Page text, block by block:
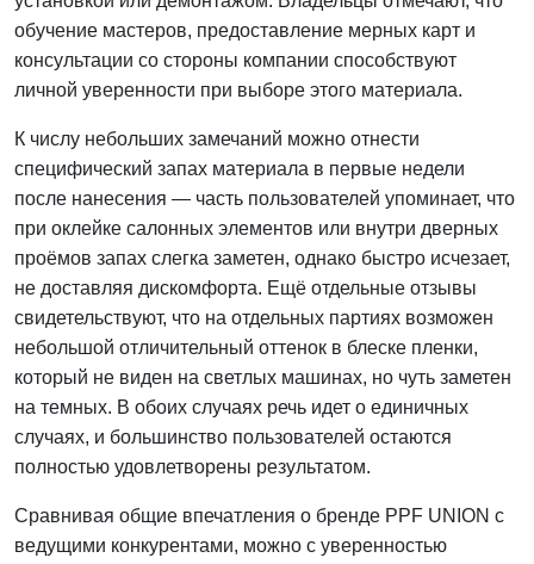
обучение мастеров, предоставление мерных карт и
консультации со стороны компании способствуют
личной уверенности при выборе этого материала.
К числу небольших замечаний можно отнести
специфический запах материала в первые недели
после нанесения — часть пользователей упоминает, что
при оклейке салонных элементов или внутри дверных
проёмов запах слегка заметен, однако быстро исчезает,
не доставляя дискомфорта. Ещё отдельные отзывы
свидетельствуют, что на отдельных партиях возможен
небольшой отличительный оттенок в блеске пленки,
который не виден на светлых машинах, но чуть заметен
на темных. В обоих случаях речь идет о единичных
случаях, и большинство пользователей остаются
полностью удовлетворены результатом.
Сравнивая общие впечатления о бренде PPF UNION с
ведущими конкурентами, можно с уверенностью